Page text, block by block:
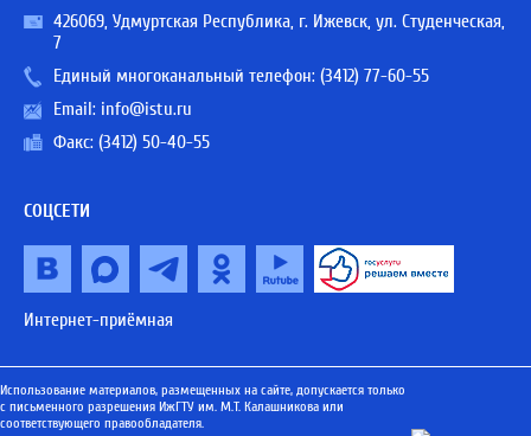
426069, Удмуртская Республика, г. Ижевск, ул. Студенческая,
7
Единый многоканальный телефон: (3412) 77-60-55
Email: info@istu.ru
Факс: (3412) 50-40-55
СОЦСЕТИ
Интернет-приёмная
Использование материалов, размещенных на сайте, допускается только
с письменного разрешения ИжГТУ им. М.Т. Калашникова или
соответствующего правообладателя.